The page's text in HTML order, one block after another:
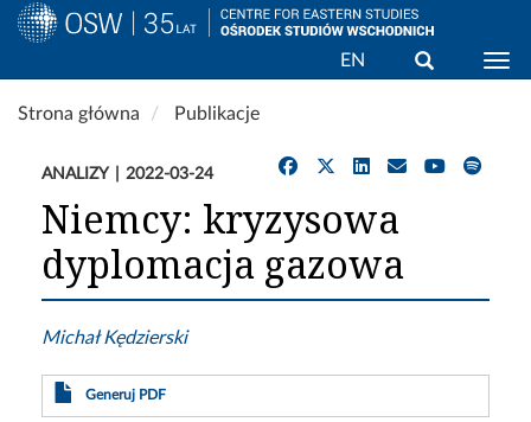
Przejdź
do
EN Wyszukaj
Strona główna Publikacje
ANALIZY 2022-03-24
Niemcy: kryzysowa
dyplomacja gazowa
Michał Kędzierski
Generuj PDF